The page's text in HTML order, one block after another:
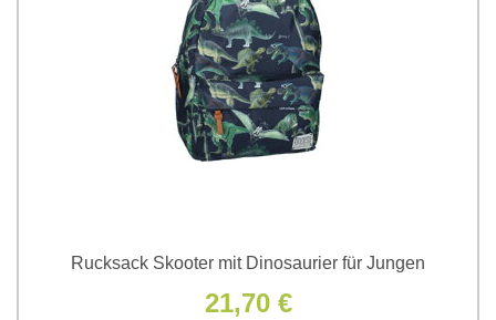
Rucksack Skooter mit Dinosaurier für Jungen
21,70 €